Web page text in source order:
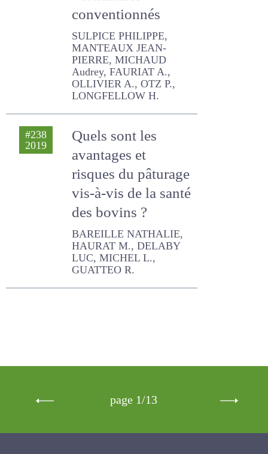
SULPICE PHILIPPE,
MANTEAUX JEAN-PIERRE,
MICHAUD Audrey, FAURIAT
A., OLLIVIER A., OTZ P.,
LONGFELLOW H.
Quels sont les
avantages et
risques du
pâturage vis-à-vis
de la santé des
bovins ?
BAREILLE NATHALIE,
MICHEL L., GUATTEO R.
page 1/13
Newsletter